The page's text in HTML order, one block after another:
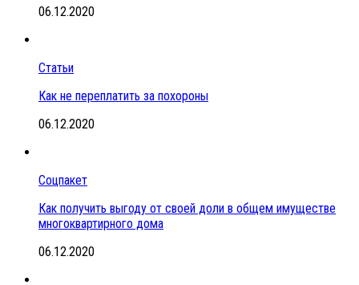
06.12.2020
Статьи
Как не переплатить за похороны
06.12.2020
Соцпакет
Как получить выгоду от своей доли в общем имуществе
многоквартирного дома
06.12.2020